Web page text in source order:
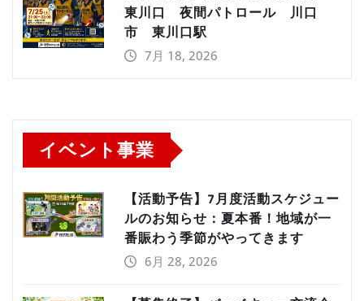
東川口 夜間パトロール 川口
市 東川口駅
7月 18, 2026
イベント事業
【活動予告】7月度活動スケジュー
ルのお知らせ：夏本番！地域が一
番賑わう季節がやってきます
6月 28, 2026